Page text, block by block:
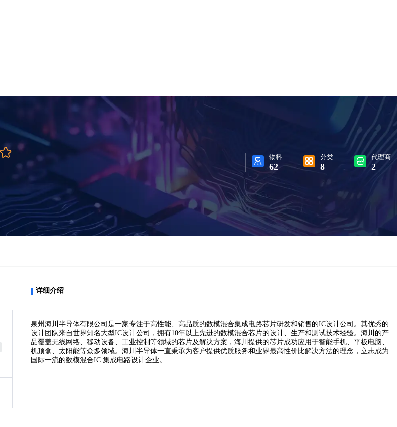
物料
62
分类
8
代理商
2
详细介绍
泉州海川半导体有限公司是一家专注于高性能、高品质的数模混合集成电路芯片研发和销售的IC设计公司。其优秀的
设计团队来自世界知名大型IC设计公司，拥有10年以上先进的数模混合芯片的设计、生产和测试技术经验。海川的产
品覆盖无线网络、移动设备、工业控制等领域的芯片及解决方案，海川提供的芯片成功应用于智能手机、平板电脑、
机顶盒、太阳能等众多领域。海川半导体一直秉承为客户提供优质服务和业界最高性价比解决方法的理念，立志成为
国际一流的数模混合IC 集成电路设计企业。